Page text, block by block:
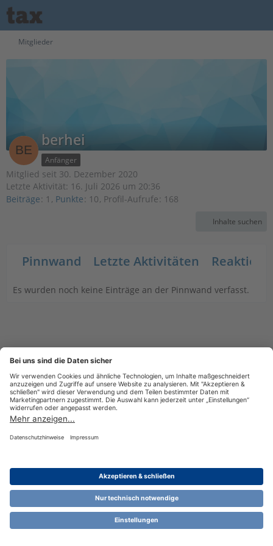
Mitglieder
berhei
Anfänger
Mitglied seit 30. Dezember 2020
Letzte Aktivität: 16. Juli 2026 um 20:36
Beiträge
1 Punkte 10 Profil-Aufrufe 168
Inhalte suchen
Pinnwand Letzte Aktivitäten
Es wurden noch keine Einträge an der Pinnwand verfasst.
Nutzungsbestimmungen Cookie-Einstellungen
Community-Software:WoltLab Suite™ 6.1.13